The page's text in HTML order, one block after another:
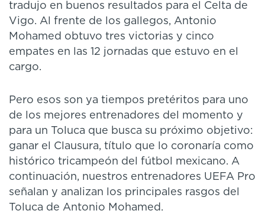
tradujo en buenos resultados para el Celta de
Vigo. Al frente de los gallegos, Antonio
Mohamed obtuvo tres victorias y cinco
empates en las 12 jornadas que estuvo en el
cargo.
Pero esos son ya tiempos pretéritos para uno
de los mejores entrenadores del momento y
para un Toluca que busca su próximo objetivo:
ganar el Clausura, título que lo coronaría como
histórico tricampeón del fútbol mexicano. A
continuación, nuestros entrenadores UEFA Pro
señalan y analizan los principales rasgos del
Toluca de Antonio Mohamed.